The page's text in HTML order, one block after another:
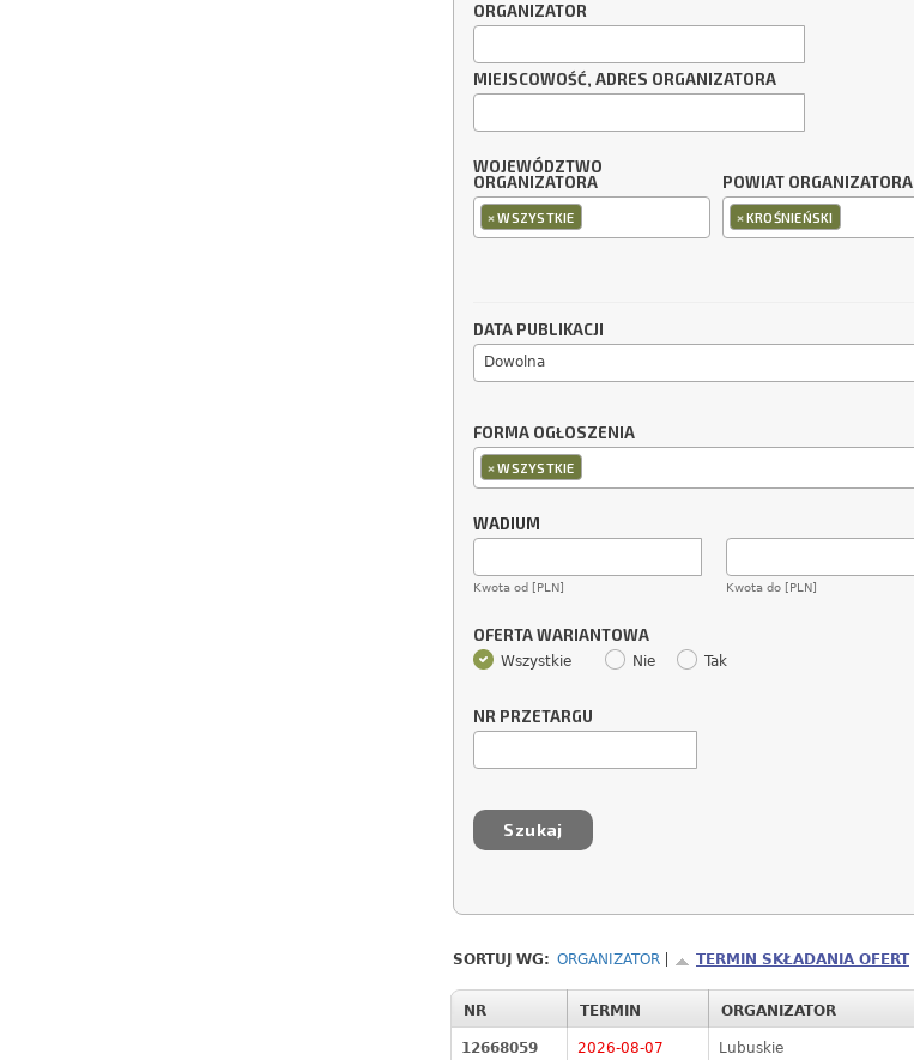
ORGANIZATOR
MIEJSCOWOŚĆ, ADRES ORGANIZATORA
WOJEWÓDZTWO
ORGANIZATORA
×WSZYSTKIE
POWIAT ORGANIZATORA
×KROŚNIEŃSKI
DATA PUBLIKACJI
Dowolna
FORMA OGŁOSZENIA
×WSZYSTKIE
WADIUM
Kwota od [PLN] Kwota do [PLN]
OFERTA WARIANTOWA
Wszystkie Nie Tak
NR PRZETARGU
SORTUJ WG: ORGANIZATOR TERMIN SKŁADANIA OFERT
NR TERMIN ORGANIZATOR
12668059
2026-08-07
Lubuskie